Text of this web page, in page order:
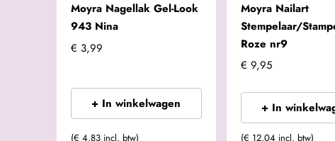
Moyra Nagellak Gel-Look
943 Nina
€ 3,99
+ In winkelwagen
(€ 4,83 incl. btw)
Moyra Nailart
Stempelaar/
Roze nr9
€ 9,95
+ In
(€ 12,04 incl. btw)